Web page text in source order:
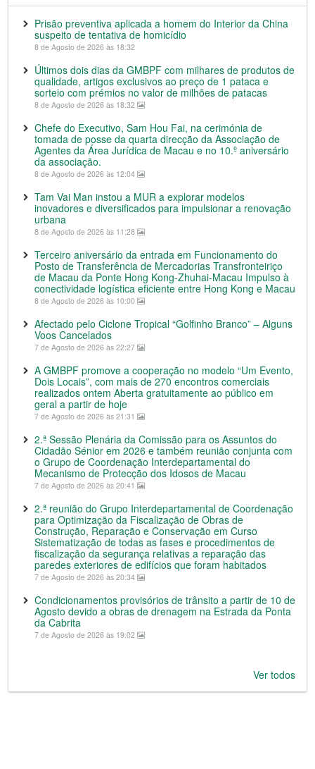
Prisão preventiva aplicada a homem do Interior da China
suspeito de tentativa de homicídio
8 de Agosto de 2026 às 18:32
Últimos dois dias da GMBPF com milhares de produtos de
qualidade, artigos exclusivos ao preço de 1 pataca e
sorteio com prémios no valor de milhões de patacas
8 de Agosto de 2026 às 18:32
Chefe do Executivo, Sam Hou Fai, na cerimónia de
tomada de posse da quarta direcção da Associação de
Agentes da Área Jurídica de Macau e no 10.º aniversário
da associação.
8 de Agosto de 2026 às 12:04
Tam Vai Man instou a MUR a explorar modelos
inovadores e diversificados para impulsionar a renovação
urbana
8 de Agosto de 2026 às 11:28
Terceiro aniversário da entrada em Funcionamento do
Posto de Transferência de Mercadorias Transfronteiriço
de Macau da Ponte Hong Kong-Zhuhai-Macau Impulso à
conectividade logística eficiente entre Hong Kong e Macau
8 de Agosto de 2026 às 10:00
Afectado pelo Ciclone Tropical “Golfinho Branco” – Alguns
Voos Cancelados
7 de Agosto de 2026 às 22:27
A GMBPF promove a cooperação no modelo “Um Evento,
Dois Locais”, com mais de 270 encontros comerciais
realizados ontem Aberta gratuitamente ao público em
geral a partir de hoje
7 de Agosto de 2026 às 21:31
2.ª Sessão Plenária da Comissão para os Assuntos do
Cidadão Sénior em 2026 e também reunião conjunta com
o Grupo de Coordenação Interdepartamental do
Mecanismo de Protecção dos Idosos de Macau
7 de Agosto de 2026 às 20:41
2.ª reunião do Grupo Interdepartamental de Coordenação
para Optimização da Fiscalização de Obras de
Construção, Reparação e Conservação em Curso
Sistematização de todas as fases e procedimentos de
fiscalização da segurança relativas a reparação das
paredes exteriores de edifícios que foram habitados
7 de Agosto de 2026 às 20:34
Condicionamentos provisórios de trânsito a partir de 10 de
Agosto devido a obras de drenagem na Estrada da Ponta
da Cabrita
7 de Agosto de 2026 às 19:02
Ver todos